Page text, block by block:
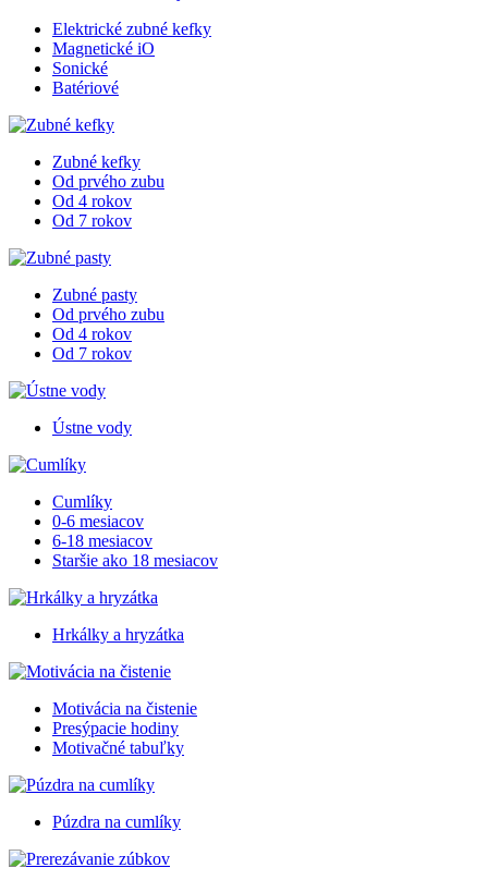
Elektrické zubné kefky
Magnetické iO
Sonické
Batériové
Zubné kefky
Od prvého zubu
Od 4 rokov
Od 7 rokov
Zubné pasty
Od prvého zubu
Od 4 rokov
Od 7 rokov
Ústne vody
Cumlíky
0-6 mesiacov
6-18 mesiacov
Staršie ako 18 mesiacov
Hrkálky a hryzátka
Motivácia na čistenie
Presýpacie hodiny
Motivačné tabuľky
Púzdra na cumlíky